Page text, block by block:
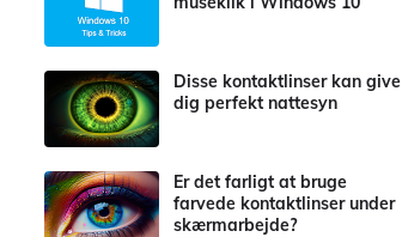
Disse kontaktlinser kan give
dig perfekt nattesyn
Er det farligt at bruge
farvede kontaktlinser under
skærmarbejde?